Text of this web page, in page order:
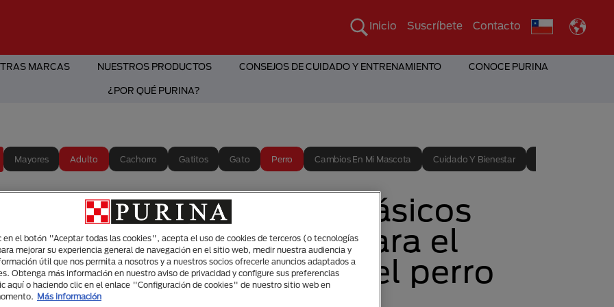
Inicio Suscríbete Contacto
MARCAS NUESTROS PRODUCTOS CONSEJOS DE CUIDADO Y ENTRENAMIENTO CONOCE PURINA
¿POR QUÉ PURINA?
Mayores Adulto Cachorro Gatitos Gato Perro Cambios En Mi Mascota Cuidado Y Bienestar
Cuidados básicos
PURINA® para el
bienestar del perro
en el botón "Aceptar todas las cookies", acepta el uso de cookies de terceros (o tecnologías
mejorar su experiencia general de navegación en el sitio web, medir nuestra audiencia y
útil que nos permita a nosotros y a nuestros socios ofrecerle anuncios adaptados a
Obtenga más información en nuestro aviso de privacidad y configure sus preferencias
aquí o haciendo clic en el enlace "Configuración de cookies" de nuestro sitio web en
Más información